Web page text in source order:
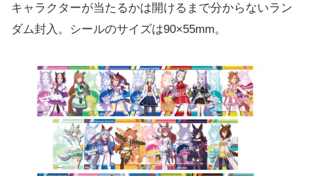
キャラクターが当たるかは開けるまで分からないラン
ダム封入。シールのサイズは90×55mm。